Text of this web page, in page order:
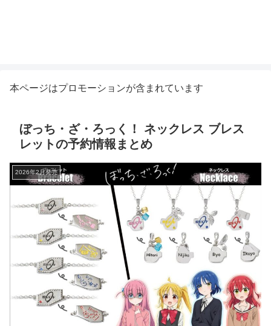
本ページはプロモーションが含まれています
ぼっち・ざ・ろっく！ ネックレス ブレス
レットの予約情報まとめ
2026年2月発売